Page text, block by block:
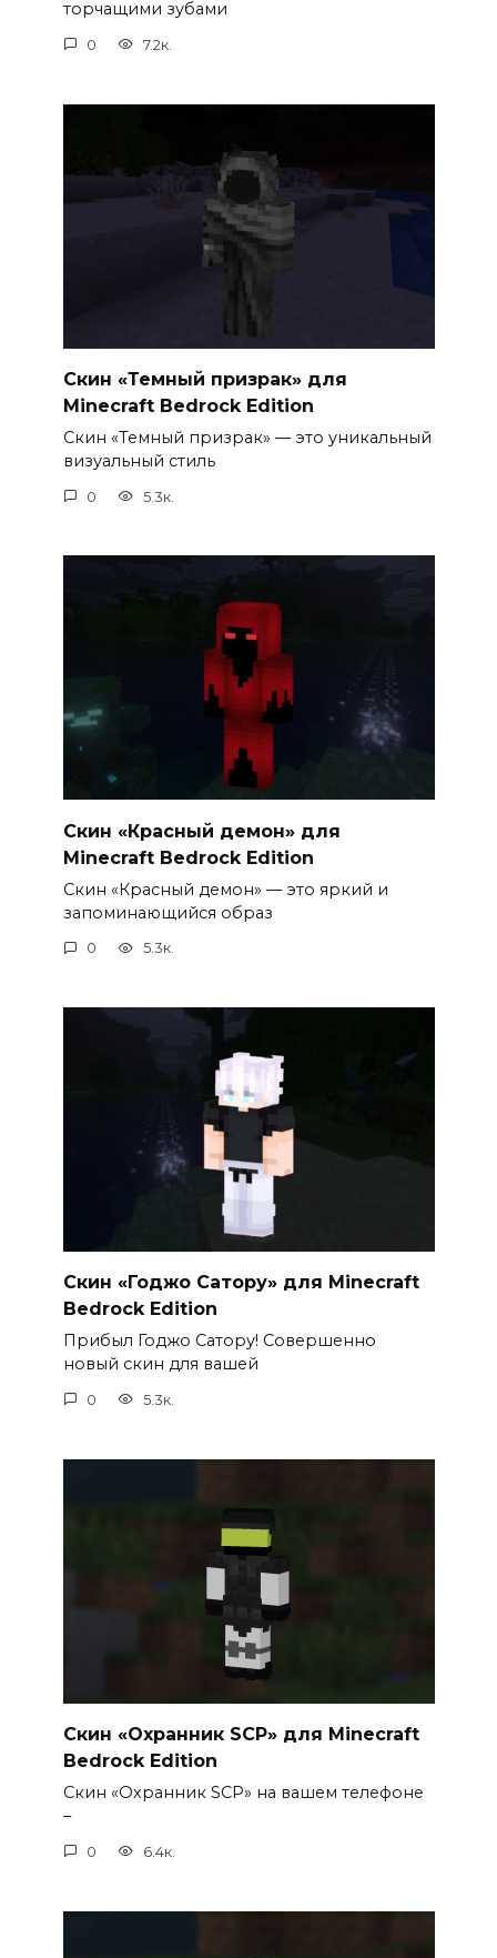
торчащими зубами
0 7.2к.
Скин «Темный призрак» для
Minecraft Bedrock Edition
Скин «Темный призрак» — это уникальный
визуальный стиль
0 5.3к.
Скин «Красный демон» для
Minecraft Bedrock Edition
Скин «Красный демон» — это яркий и
запоминающийся образ
0 5.3к.
Скин «Годжо Сатору» для Minecraft
Bedrock Edition
Прибыл Годжо Сатору! Совершенно
новый скин для вашей
0 5.3к.
Скин «Охранник SCP» для Minecraft
Bedrock Edition
Скин «Охранник SCP» на вашем телефоне
–
0 6.4к.